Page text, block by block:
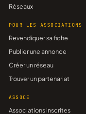
Réseaux
POUR LES ASSOCIATIONS
Revendiquer sa fiche
Publier une annonce
Créer un réseau
Trouver un partenariat
ASSOCE
Associations inscrites